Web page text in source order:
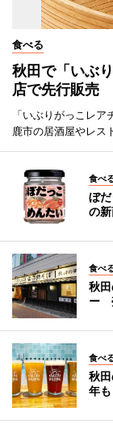
食べる
秋田で「いぶ
店で先行販売
「いぶりがっこレ
鹿市の居酒屋やレス
食べ
ぼ
の
食べ
秋
ー
食べ
秋
年